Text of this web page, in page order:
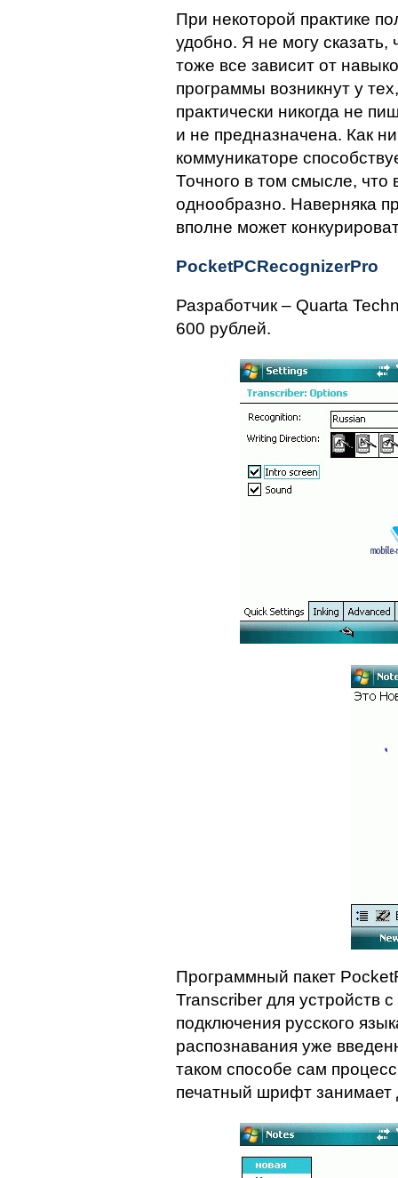
При некоторой практике
удобно. Я не могу
тоже все зависит от
программы возникнут у
практически никогда не
и не предназначена. Как
коммуникаторе
Точного в том смысле, что
однообразно. Наверняка
вполне может
PocketPCRecognizerPro
Разработчик – Quarta
600 рублей.
Программный пакет
Transcriber для устройств
подключения русского
распознавания уже
таком способе сам
печатный шрифт занимает